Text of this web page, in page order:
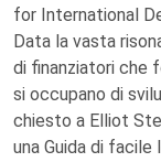
for International
Data la vasta
di finanziatori che
si occupano di
chiesto a Elliot
una Guida di